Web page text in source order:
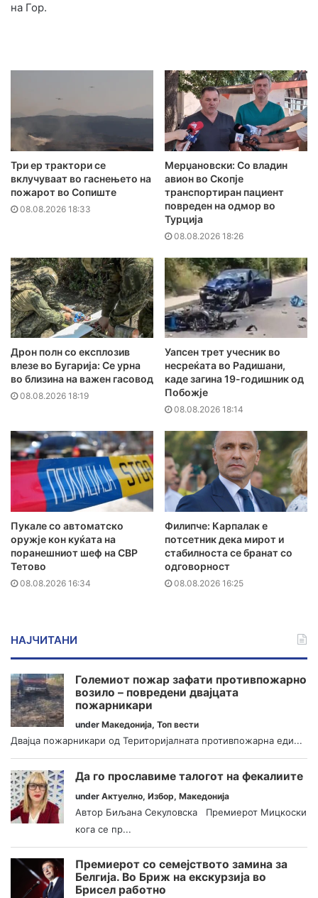
на Гор.
Три ер трактори се
вклучуваат во гаснењето на
пожарот во Сопиште
08.08.2026 18:33
Мерџановски: Со владин
авион во Скопје
транспортиран пациент
повреден на одмор во
Турција
08.08.2026 18:26
Дрон полн со експлозив
влезе во Бугарија: Се урна
во близина на важен гасовод
08.08.2026 18:19
Уапсен трет учесник во
несреќата во Радишани,
каде загина 19-годишник од
Побожје
08.08.2026 18:14
Пукале со автоматско
оружје кон куќата на
поранешниот шеф на СВР
Тетово
08.08.2026 16:34
Филипче: Карпалак е
потсетник дека мирот и
стабилноста се бранат со
одговорност
08.08.2026 16:25
НАЈЧИТАНИ
Големиот пожар зафати противпожарно
возило – повредени двајцата
пожарникари
under Македонија, Топ вести
Двајца пожарникари од Територијалната противпожарна еди...
Да го прославиме талогот на фекалиите
under Актуелно, Избор, Македонија
Автор Биљана Секуловска Премиерот Мицкоски
кога се пр...
Премиерот со семејството замина за
Белгија. Во Бриж на екскурзија во
Брисел работно